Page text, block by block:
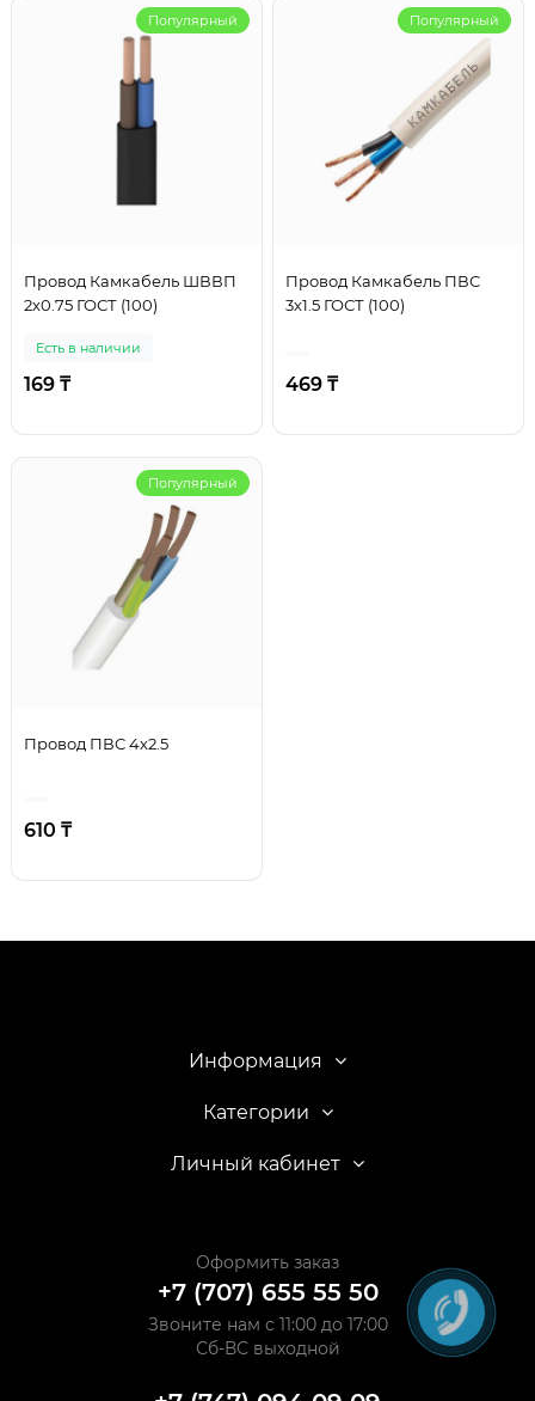
Популярный
Провод Камкабель ШВВП
2х0.75 ГОСТ (100)
Есть в наличии
169 ₸
Популярный
Провод Камкабель ПВС
3х1.5 ГОСТ (100)
469 ₸
Популярный
Провод ПВС 4х2.5
610 ₸
Информация
Категории
Личный кабинет
Оформить заказ
+7 (707) 655 55 50
Звоните нам с 11:00 до 17:00
Сб-ВС выходной